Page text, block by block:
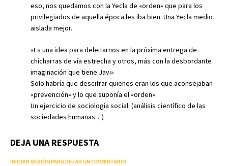
eso, nos quedamos con la Yecla de «orden» que para los
privilegiados de aquella época les iba bien. Una Yecla medio
aislada mejor.
«Es una idea para deleitarnos en la próxima entrega de
chicharras de vía estrecha y otros, más con la desbordante
imaginación que tiene Javi»
Solo habría que descifrar quienes eran los que aconsejaban
«prevención» y lo que suponía el «orden».
Un ejercicio de sociología social. (análisis científico de las
sociedades humanas…)
DEJA UNA RESPUESTA
INICIAR SESIÓN PARA DEJAR UN COMENTARIO